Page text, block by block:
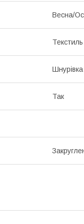
Весна/
Текстиль
Шнурівка
Так